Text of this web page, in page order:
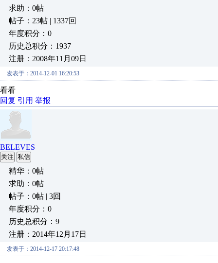
求助：0帖
帖子：23帖 | 1337回
年度积分：0
历史总积分：1937
注册：2008年11月09日
发表于：2014-12-01 16:20:53
看看
回复 引用 举报
BELEVES
关注 私信
精华：0帖
求助：0帖
帖子：0帖 | 3回
年度积分：0
历史总积分：9
注册：2014年12月17日
发表于：2014-12-17 20:17:48